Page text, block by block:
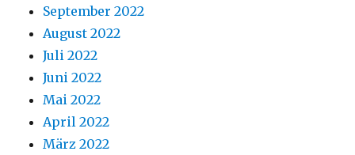
September 2022
August 2022
Juli 2022
Juni 2022
Mai 2022
April 2022
März 2022